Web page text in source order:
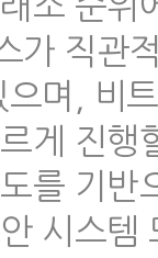
가 직관
으며, 비
게 진행
를 기반
시스템